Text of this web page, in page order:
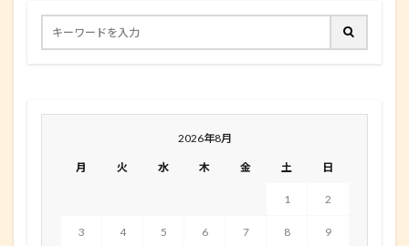
2026年8月
月 火 水 木 金 土 日
1 2
3 4 5 6 7 8 9